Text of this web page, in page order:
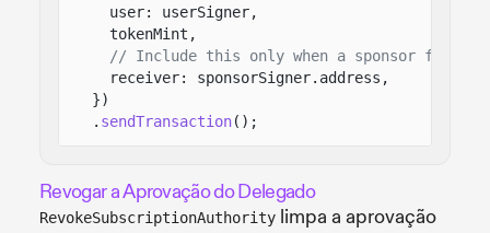
user: userSigner,
tokenMint,
// Include this only when a sponsor
receiver: sponsorSigner.address,
})
. sendTransaction();
Revogar a Aprovação do Delegado
RevokeSubscriptionAuthority limpa a aprovação